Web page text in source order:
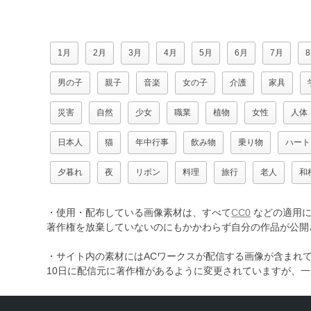
1月 2月 3月 4月 5月 6月 7月 8
男の子 親子 音楽 女の子 介護 家具
災害 自然 少女 職業 植物 女性 人体
日本人 猫 年中行事 飲み物 乗り物 ハート
夕暮れ 夜 リボン 料理 旅行 老人 和
・使用・配布している画像素材は、すべてCC0 などの適用
著作権を放棄していないのにもかかわらず自分の作品が公開
・サイト内の素材にはACワークスが配信する画像が含まれ
10日に配信元に著作権があるように変更されていますが、